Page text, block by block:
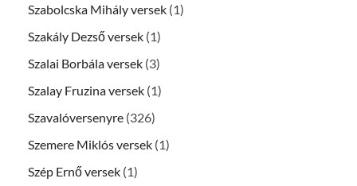
Szabolcska Mihály versek (1)
Szakály Dezső versek (1)
Szalai Borbála versek (3)
Szalay Fruzina versek (1)
Szavalóversenyre (326)
Szemere Miklós versek (1)
Szép Ernő versek (1)